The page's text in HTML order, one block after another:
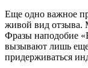
Еще одно важное
живой вид отзыва.
Фразы наподобие
вызывают лишь еще
придерживаться